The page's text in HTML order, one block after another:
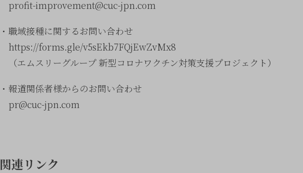
profit-improvement@cuc-jpn.com
・職域接種に関するお問い合わせ
https://forms.gle/v5sEkb7FQjEwZvMx8
（エムスリーグループ 新型コロナワクチン対策支援プロジェクト）
・報道関係者様からのお問い合わせ
pr@cuc-jpn.com
関連リンク